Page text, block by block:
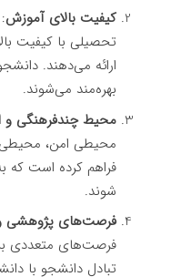
کیفیت بالای آموزش
تحصیلی با کیفیت
ارائه می‌دهند.
بهره‌مند می‌شوند.
محیط چندفرهنگی و
محیطی امن، محیطی
فراهم کرده است که
شوند.
فرصت‌های پژوهشی
فرصت‌های متعددی
تبادل دانشجو با